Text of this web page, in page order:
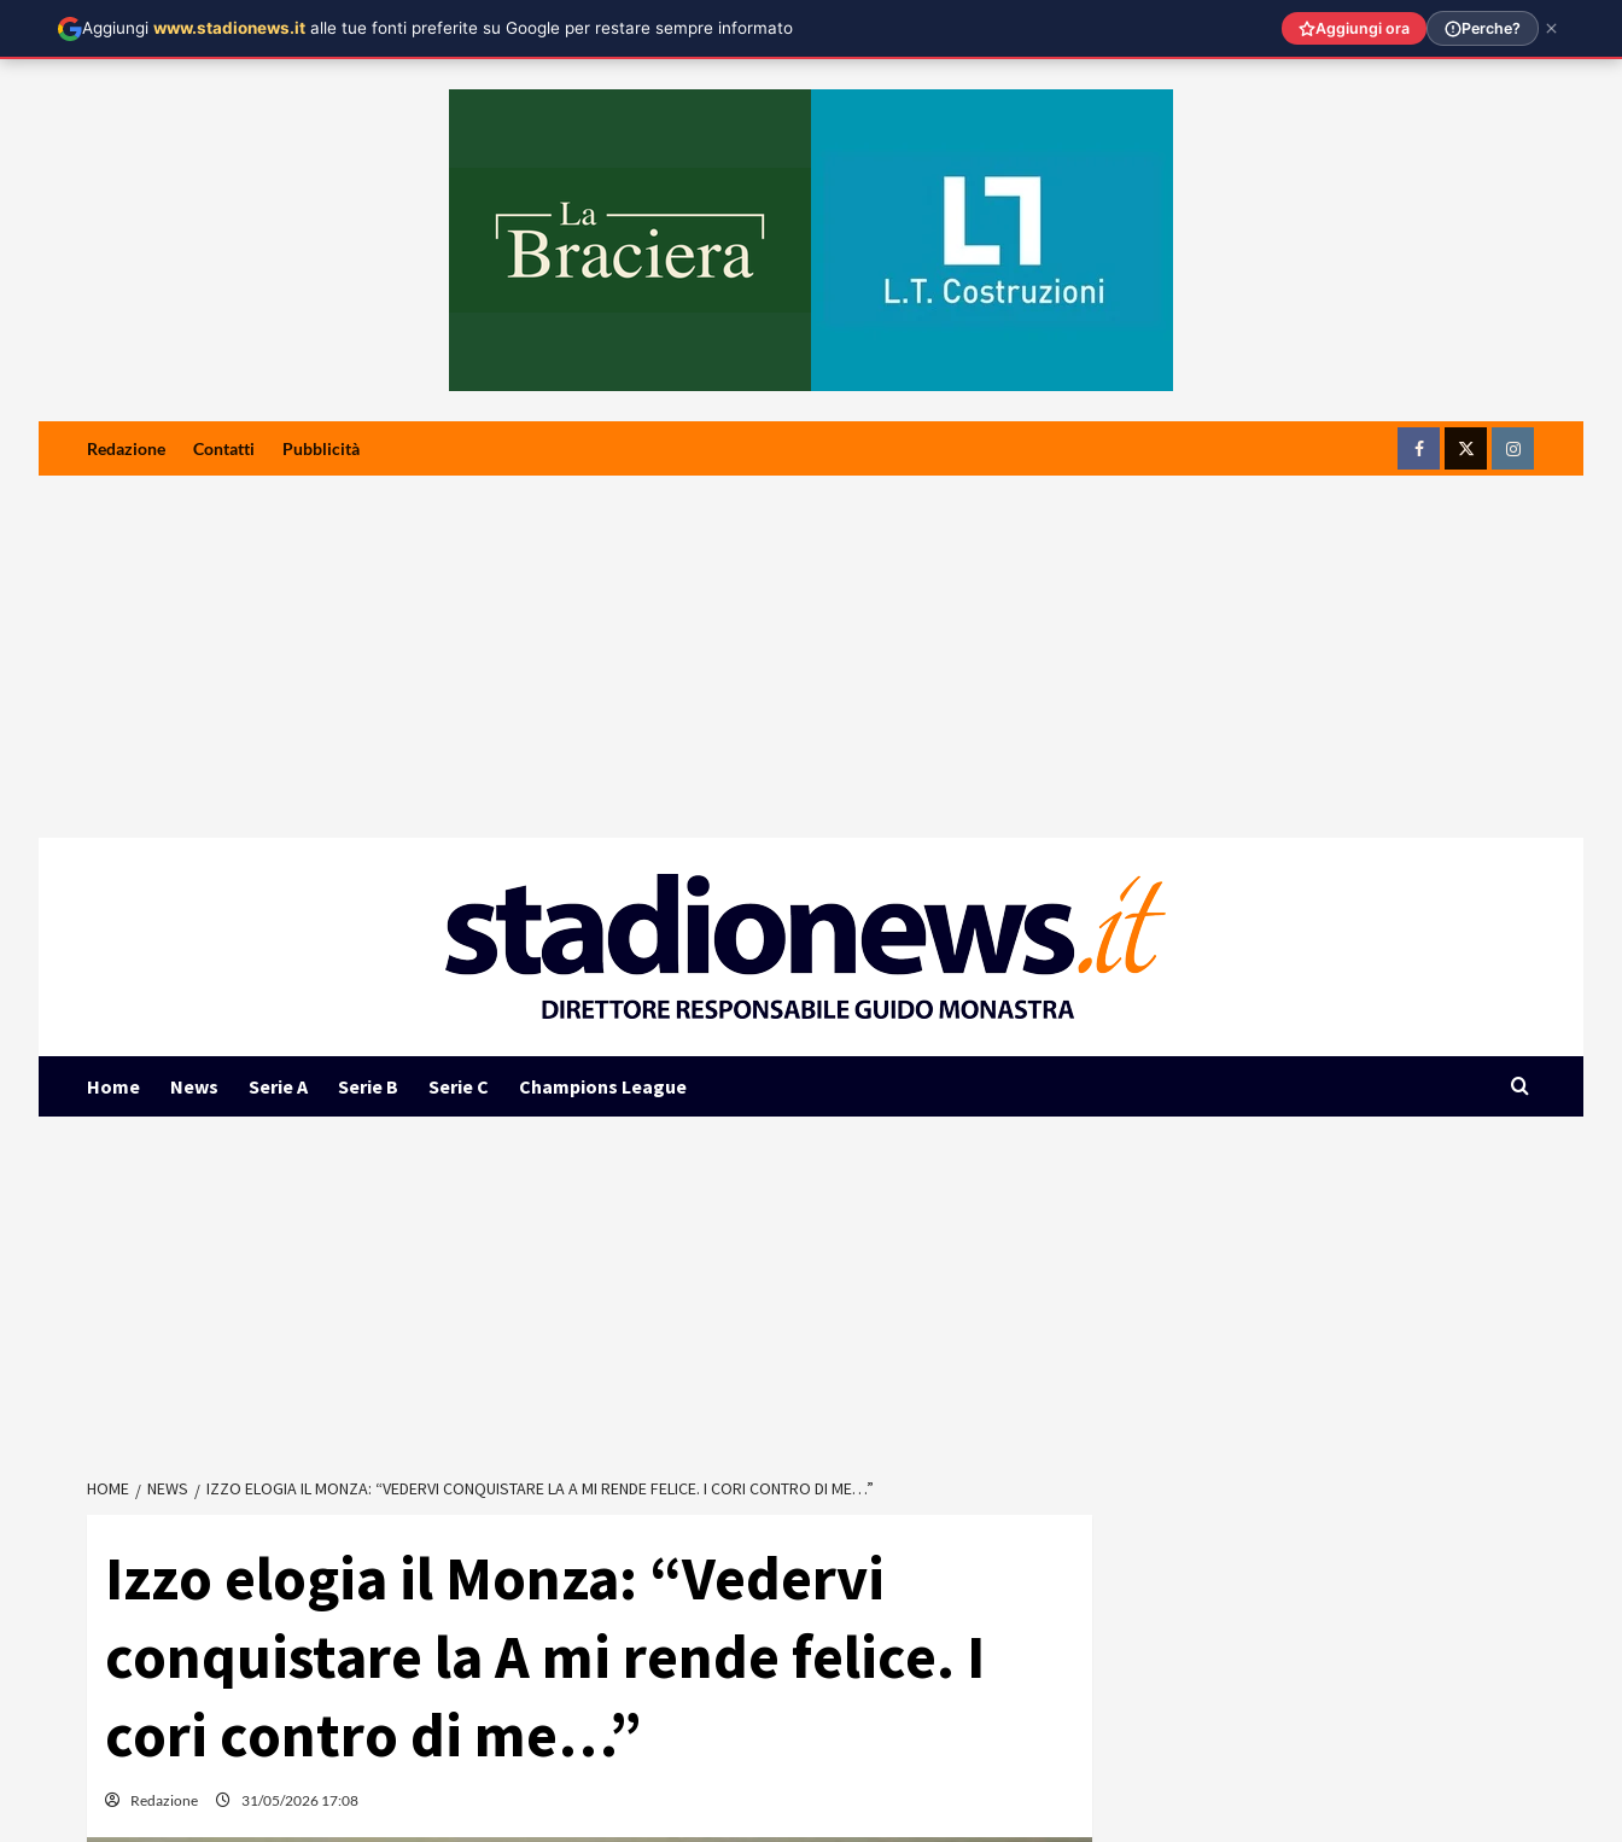
Redazione Contatti Pubblicità
FacebookTwitterInstagram
Home News Serie A Serie B Serie C Champions League
HOME NEWS IZZO ELOGIA IL MONZA: “VEDERVI CONQUISTARE LA A MI RENDE FELICE. I CORI CONTRO DI ME…”
Izzo elogia il Monza: “Vedervi
conquistare la A mi rende felice. I
cori contro di me…”
Redazione 31/05/2026 17:08
Aggiungi www.stadionews.it alle tue fonti preferite su Google per restare sempre informato Aggiungi ora Perche?